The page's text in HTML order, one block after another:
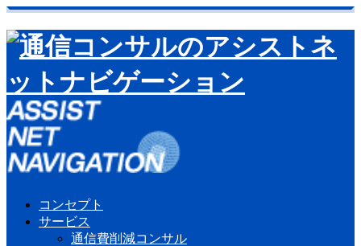
コンセプト
サービス
通信費削減コンサル